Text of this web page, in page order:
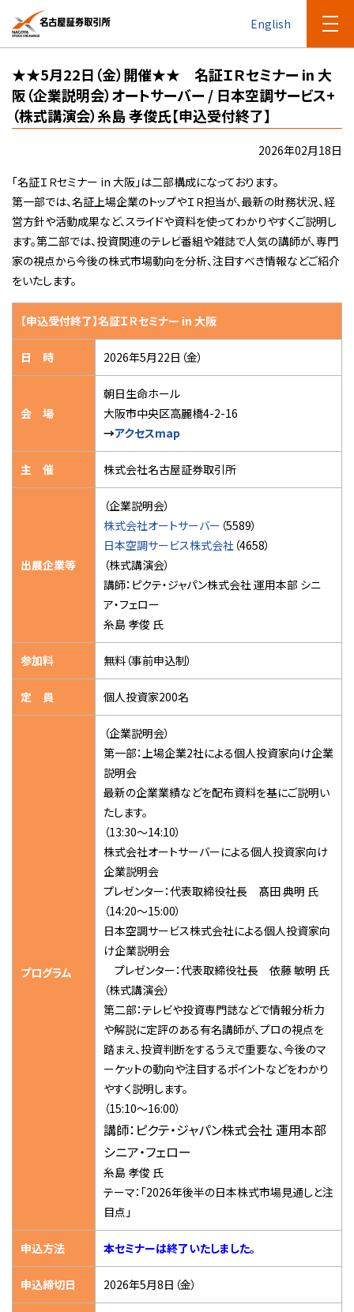
English
★★5月22日（金）開催★★ 名証ＩＲセミナー in 大
阪（企業説明会）オートサーバー / 日本空調サービス+
（株式講演会）糸島 孝俊氏【申込受付終了】
2026年02月18日
「名証ＩＲセミナー in 大阪」は二部構成になっております。
第一部では、名証上場企業のトップやＩＲ担当が、最新の財務状況、経
営方針や活動成果など、スライドや資料を使ってわかりやすくご説明し
ます。第二部では、投資関連のテレビ番組や雑誌で人気の講師が、専門
家の視点から今後の株式市場動向を分析、注目すべき情報などご紹介
をいたします。
【申込受付終了】名証ＩＲセミナー in 大阪
日 時 2026年5月22日（金）
会 場
朝日生命ホール
大阪市中央区高麗橋4-2-16
→アクセスmap
主 催 株式会社名古屋証券取引所
出展企業等
（企業説明会）
株式会社オートサーバー （5589）
日本空調サービス株式会社 （4658）
（株式講演会）
講師：ピクテ・ジャパン株式会社 運用本部 シニ
ア・フェロー
糸島 孝俊 氏
参加料 無料（事前申込制）
定 員 個人投資家200名
プログラム
（企業説明会）
第一部：上場企業2社による個人投資家向け企業
説明会
最新の企業業績などを配布資料を基にご説明い
たします。
（13:30～14:10）
株式会社オートサーバーによる個人投資家向け
企業説明会
プレゼンター：代表取締役社長 髙田 典明 氏
（14:20～15:00）
日本空調サービス株式会社による個人投資家向
け企業説明会
プレゼンター：代表取締役社長 依藤 敏明 氏
（株式講演会）
第二部：テレビや投資専門誌などで情報分析力
や解説に定評のある有名講師が、プロの視点を
踏まえ、投資判断をするうえで重要な、今後のマ
ーケットの動向や注目するポイントなどをわかり
やすく説明します。
（15:10～16:00）
講師：ピクテ・ジャパン株式会社 運用本部
シニア・フェロー
糸島 孝俊 氏
テーマ：「2026年後半の日本株式市場見通しと注
目点」
申込方法 本セミナーは終了いたしました。
申込締切日 2026年5月8日（金）